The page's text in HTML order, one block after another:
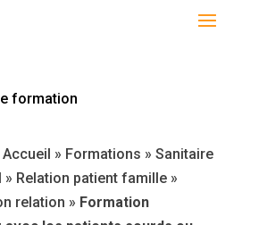
formation
Accueil » Formations » Sanitaire
» Relation patient famille»
relation » Formation